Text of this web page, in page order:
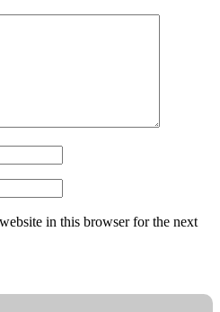
in this browser for the next